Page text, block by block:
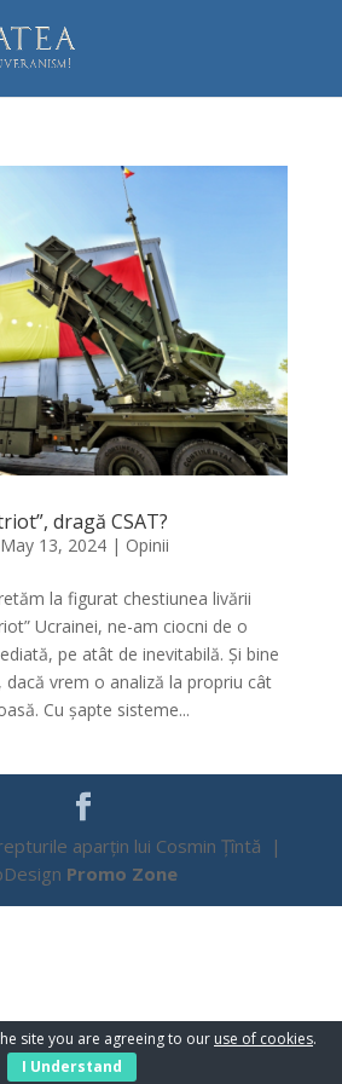
dragă CSAT?
May 13, 2024| Opinii
la figurat chestiunea livării
Ucrainei, ne-am ciocni de o
pe atât de inevitabilă. Și bine
vrem o analiză la propriu cât
Cu șapte sisteme...
aparțin lui Cosmin Țîntă |
Promo Zone
site you are agreeing to our use of cookies.
I Understand